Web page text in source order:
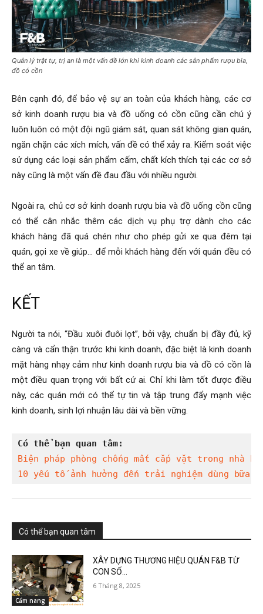
Quản lý trật tự, trị an là một vấn đề lớn khi kinh doanh các sản phẩm rượu bia,
đồ có cồn
Bên cạnh đó, để bảo vệ sự an toàn của khách hàng, các cơ
sở kinh doanh rượu bia và đồ uống có cồn cũng cần chú ý
luôn luôn có một đội ngũ giám sát, quan sát không gian quán,
ngăn chặn các xích mích, vấn đề có thể xảy ra. Kiểm soát việc
sử dụng các loại sản phẩm cấm, chất kích thích tại các cơ sở
này cũng là một vấn đề đau đầu với nhiều người.
Ngoài ra, chủ cơ sở kinh doanh rượu bia và đồ uống cồn cũng
có thể cân nhắc thêm các dịch vụ phụ trợ dành cho các
khách hàng đã quá chén như cho phép gửi xe qua đêm tại
quán, gọi xe về giúp… để mỗi khách hàng đến với quán đều có
thể an tâm.
KẾT
Người ta nói, “Đầu xuôi đuôi lọt”, bởi vậy, chuẩn bị đầy đủ, kỹ
càng và cẩn thận trước khi kinh doanh, đặc biệt là kinh doanh
mặt hàng nhạy cảm như kinh doanh rượu bia và đồ có cồn là
một điều quan trọng với bất cứ ai. Chỉ khi làm tốt được điều
này, các quán mới có thể tự tin và tập trung đẩy mạnh việc
kinh doanh, sinh lợi nhuận lâu dài và bền vững.
Có thể bạn quan tâm:
Biện pháp phòng chống mất cắp vặt trong nhà
10 yếu tố ảnh hưởng đến trải nghiệm dùng bữa
Có thể bạn quan tâm
Cẩm nang
XÂY DỰNG THƯƠNG HIỆU QUÁN F&B TỪ
CON SỐ...
6 Tháng 8, 2025